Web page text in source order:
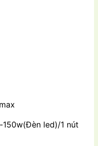
led)/1 nút